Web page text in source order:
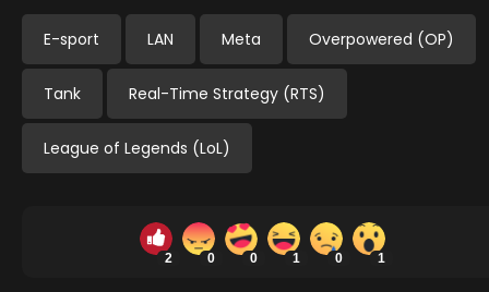
E-sport LAN Meta Overpowered (OP)
Tank Real-Time Strategy (RTS)
League of Legends (LoL)
2 0 0 1 0 1